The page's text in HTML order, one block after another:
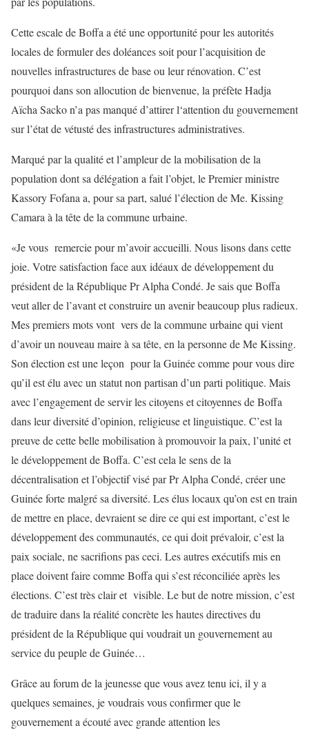
Cette escale de Boffa a été une opportunité pour les autorités
locales de formuler des doléances soit pour l’acquisition de
nouvelles infrastructures de base ou leur rénovation. C’est
pourquoi dans son allocution de bienvenue, la préfète Hadja
Aïcha Sacko n’a pas manqué d’attirer l‘attention du gouvernement
sur l’état de vétusté des infrastructures administratives.
Marqué par la qualité et l’ampleur de la mobilisation de la
population dont sa délégation a fait l’objet, le Premier ministre
Kassory Fofana a, pour sa part, salué l’élection de Me. Kissing
Camara à la tête de la commune urbaine.
«Je vous remercie pour m’avoir accueilli. Nous lisons dans cette
joie. Votre satisfaction face aux idéaux de développement du
président de la République Pr Alpha Condé. Je sais que Boffa
veut aller de l’avant et construire un avenir beaucoup plus radieux.
Mes premiers mots vont vers de la commune urbaine qui vient
d’avoir un nouveau maire à sa tête, en la personne de Me Kissing.
Son élection est une leçon pour la Guinée comme pour vous dire
qu’il est élu avec un statut non partisan d’un parti politique. Mais
avec l’engagement de servir les citoyens et citoyennes de Boffa
dans leur diversité d’opinion, religieuse et linguistique. C’est la
preuve de cette belle mobilisation à promouvoir la paix, l’unité et
le développement de Boffa. C’est cela le sens de la
décentralisation et l’objectif visé par Pr Alpha Condé, créer une
Guinée forte malgré sa diversité. Les élus locaux qu’on est en train
de mettre en place, devraient se dire ce qui est important, c’est le
développement des communautés, ce qui doit prévaloir, c’est la
paix sociale, ne sacrifions pas ceci. Les autres exécutifs mis en
place doivent faire comme Boffa qui s’est réconciliée après les
élections. C’est très clair et visible. Le but de notre mission, c’est
de traduire dans la réalité concrète les hautes directives du
président de la République qui voudrait un gouvernement au
service du peuple de Guinée…
Grâce au forum de la jeunesse que vous avez tenu ici, il y a
quelques semaines, je voudrais vous confirmer que le
gouvernement a écouté avec grande attention les